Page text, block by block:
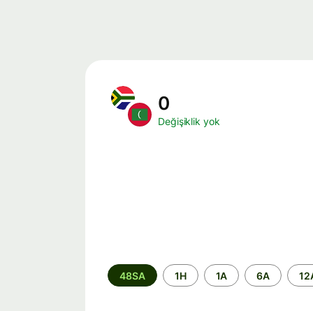
0
Değişiklik yok
Zaman
aralığı
48SA 1H 1A 6A